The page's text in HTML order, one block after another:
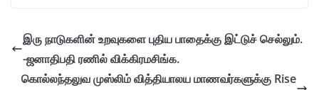
இரு நாடுகளின் உறவுகளை புதிய பாதைக்கு இட்டுச் செல்லும்.
-ஜனாதிபதி ரணில் விக்கிரமசிங்க.
கொல்லந்தலுவ முஸ்லிம் வித்தியாலய மாணவர்களுக்கு Rise